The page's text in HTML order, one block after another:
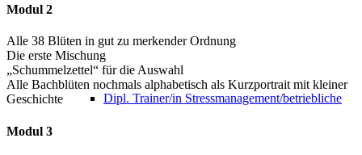
Dipl. Trainer/in Stressmanagement/betriebliche
Modul 2
Alle 38 Blüten in gut zu merkender Ordnung
Die erste Mischung
„Schummelzettel“ für die Auswahl
Alle Bachblüten nochmals alphabetisch als Kurzportrait mit kleiner
Geschichte
Modul 3